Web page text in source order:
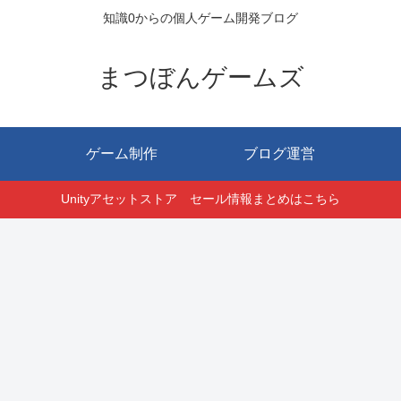
知識0からの個人ゲーム開発ブログ
まつぼんゲームズ
ゲーム制作 ブログ運営
Unityアセットストア セール情報まとめはこちら